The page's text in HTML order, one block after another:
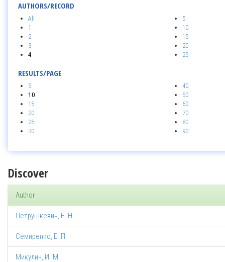
AUTHORS/RECORD
All
1
2
3
4
5
10
15
20
25
RESULTS/PAGE
5
10
15
20
25
30
40
50
60
70
80
90
Discover
Author
Петрушкевич, Е. Н.
Семиренко, Е. П.
Микулич, И. М.